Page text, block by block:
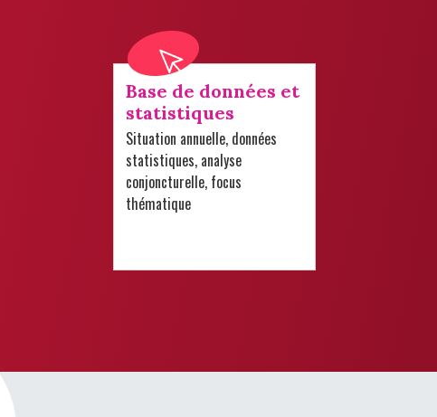
Base de données et
statistiques
Situation annuelle, données
statistiques, analyse
conjoncturelle, focus
thématique